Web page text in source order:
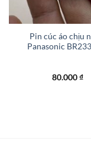
Pin cúc áo chịu
Panasonic
80.000₫